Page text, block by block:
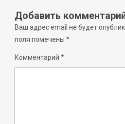
Добавить
Ваш адрес email не будет
поля помечены *
Комментарий *